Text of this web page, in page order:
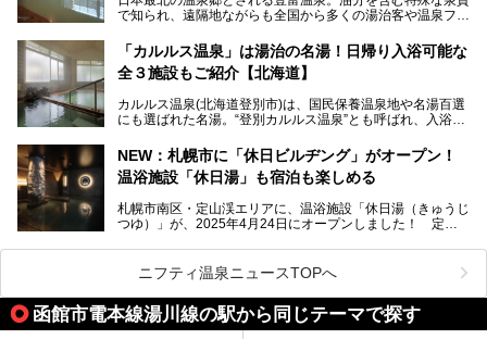
ート。温泉地概要や日帰り入浴施設をはじめ、宿泊施設・ア
で知られ、遠隔地ながらも全国から多くの湯治客や温泉ファ
「川島旅館」は、豊富温泉の開湯当初から営業する老舗旅
館。とりわけ温泉の良さと名物のバター料理に定評があり、
の温泉や料理をはじめ、パブリックスペース・客室など宿の
全貌を徹底的にご紹介します！
「カルルス温泉」は湯治の名湯！日帰り入浴可能な
全３施設もご紹介【北海道】
カルルス温泉(北海道登別市)は、国民保養温泉地や名湯百選
にも選ばれた名湯。“登別カルルス温泉”とも呼ばれ、入浴剤
豊かな登別温泉とは対照的な存在で、今も湯治場的な要素が
残る閑静な温泉地です。
地体験し、カルルス温泉をご紹介。温泉地の概要や泉質解説
をはじめ、日帰り入浴可能な全３施設の紹介・周辺観光・ア
NEW：札幌市に「休日ビルヂング」がオープン！
温浴施設「休日湯」も宿泊も楽しめる
札幌市南区・定山渓エリアに、温浴施設「休日湯（きゅうじ
つゆ）」が、2025年4月24日にオープンしました！ 定山
この施設は、温泉・サウナの「休日湯」・ラウンジの「THE
LOUNGE DAYOF」・グルメ「休日洋麺店」・ホテル「エク
スクラメーションホテル」で構成された、まさに大人の癒し
空間。
今回は、そんな「休日ビルヂング」の魅力を5つのポイント
ニフティ温泉ニュースTOPへ
函館市電本線湯川線の駅から同じテーマで探す